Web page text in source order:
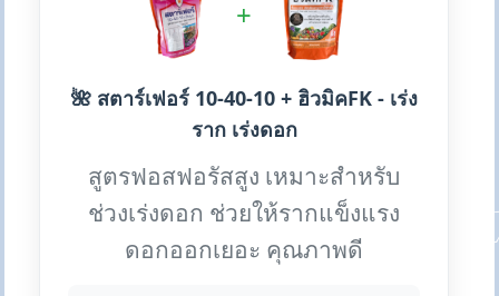
+
🌺 สตาร์เฟอร์ 10-40-10 + ฮิวมิคFK - เร่ง
ราก เร่งดอก
สูตรฟอสฟอรัสสูง เหมาะสำหรับ
ช่วงเร่งดอก ช่วยให้รากแข็งแรง
ดอกออกเยอะ คุณภาพดี